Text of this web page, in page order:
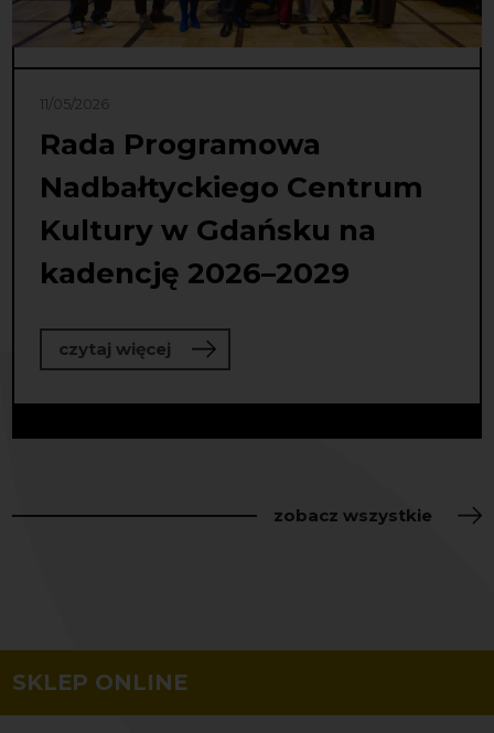
11/05/2026
Rada Programowa
Nadbałtyckiego Centrum
Kultury w Gdańsku na
kadencję 2026–2029
czytaj więcejo Rada Programowa
zobacz wszystkie
SKLEP ONLINE